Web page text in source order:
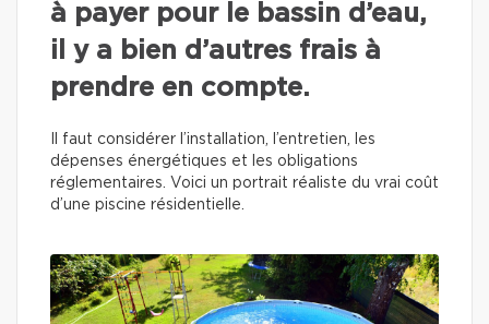
à payer pour le bassin d’eau,
il y a bien d’autres frais à
prendre en compte.
Il faut considérer l’installation, l’entretien, les
dépenses énergétiques et les obligations
réglementaires. Voici un portrait réaliste du vrai coût
d’une piscine résidentielle.